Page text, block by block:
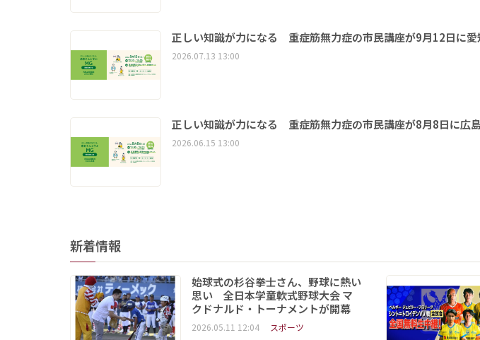
正しい知識が力になる 重症筋無力症の市民講座が9月12日に愛
2026.07.13 13:00
正しい知識が力になる 重症筋無力症の市民講座が8月8日に広
2026.06.15 13:00
新着情報
始球式の杉谷拳士さん、野球に熱い
思い 全日本学童軟式野球大会 マ
クドナルド・トーナメントが開幕
2026.05.11 12:04 スポーツ